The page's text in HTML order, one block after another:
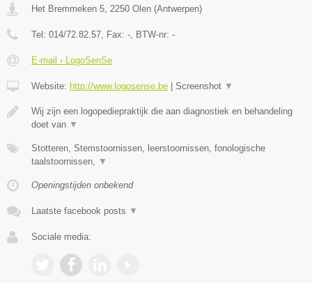
Het Bremmeken 5 2250 Olen (Antwerpen)
Tel: 014/72.82.57 , Fax: - , BTW-nr: -
E-mail › LogoSenSe
Website: http://www.logosense.be | Screenshot ▼
Wij zijn een logopediepraktijk die aan diagnostiek en behandeling
doet van ▼
Stotteren, Stemstoornissen, leerstoornissen, fonologische
taalstoornissen,
▼
Openingstijden onbekend
Laatste facebook posts ▼
Sociale media: